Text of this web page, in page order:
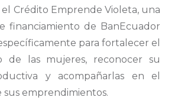
el Crédito Emprende Violeta, una
financiamiento de BanEcuador
para fortalecer el
de las mujeres, reconocer su
y acompañarlas en el
sus emprendimientos.